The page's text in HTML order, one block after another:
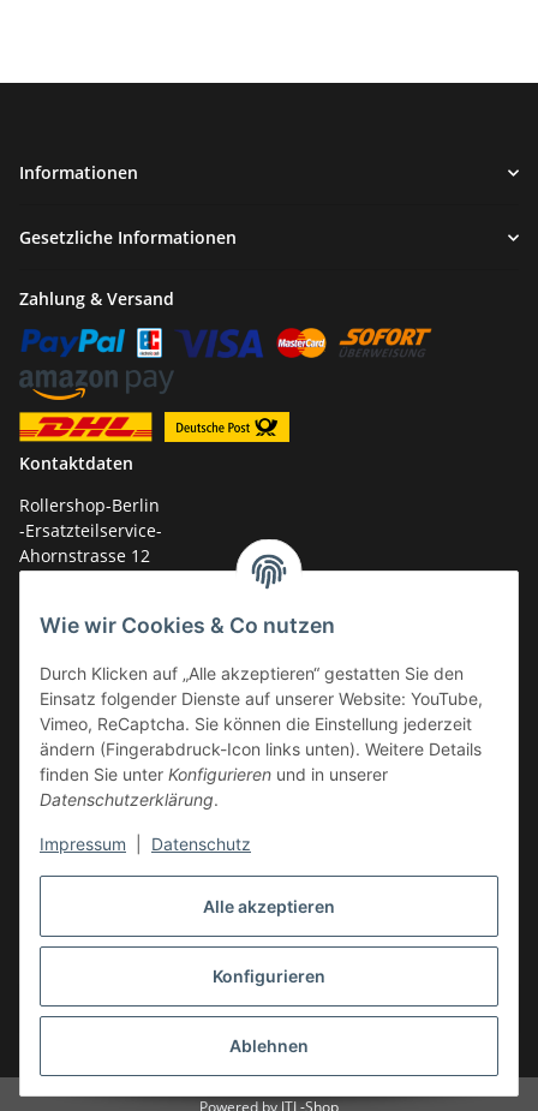
Alle akzeptieren
Konfigurieren
Ablehnen
Wie wir Cookies & Co nutzen
Durch Klicken auf „Alle akzeptieren“ gestatten Sie den
Einsatz folgender Dienste auf unserer Website: YouTube,
Vimeo, ReCaptcha. Sie können die Einstellung jederzeit
ändern (Fingerabdruck-Icon links unten). Weitere Details
finden Sie unter Konfigurieren und in unserer
Datenschutzerklärung.
Impressum Datenschutz
Informationen
Gesetzliche Informationen
Zahlung & Versand
Kontaktdaten
Rollershop-Berlin
-Ersatzteilservice-
Ahornstrasse 12
Tel.: +49 (0)33731-289 975 (10-17 Uhr)
Vertrag widerrufen
* Alle Preise inkl. gesetzlicher USt., zzgl.Versand
Powered by JTL-Shop